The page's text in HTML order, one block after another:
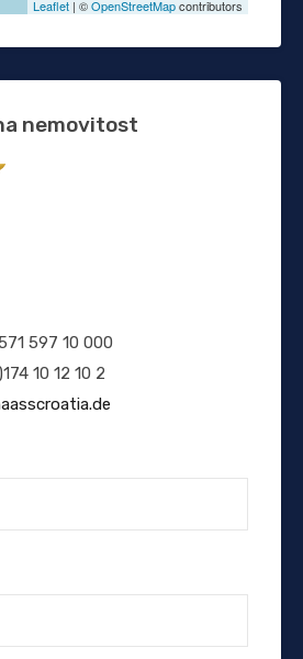
Leaflet | ©OpenStreetMapcontributors
nemovitost
597 10 000
10 12 10 2